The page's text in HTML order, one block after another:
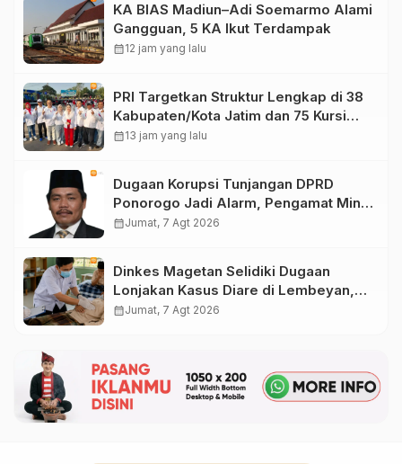
KA BIAS Madiun–Adi Soemarmo Alami
Gangguan, 5 KA Ikut Terdampak
calendar_month12 jam yang lalu
PRI Targetkan Struktur Lengkap di 38
Kabupaten/Kota Jatim dan 75 Kursi
DPR RI pada Pemilu 2029
calendar_month13 jam yang lalu
Dugaan Korupsi Tunjangan DPRD
Ponorogo Jadi Alarm, Pengamat Minta
Magetan Perkuat Tata Kelola
calendar_monthJumat, 7 Agt 2026
Dinkes Magetan Selidiki Dugaan
Lonjakan Kasus Diare di Lembeyan,
Lakukan Penyelidikan Epidemiologi
calendar_monthJumat, 7 Agt 2026